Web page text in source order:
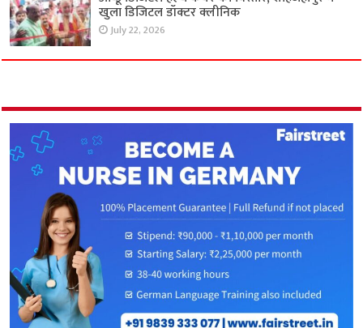
खुला डिजिटल डॉक्टर क्लीनिक
July 22, 2026